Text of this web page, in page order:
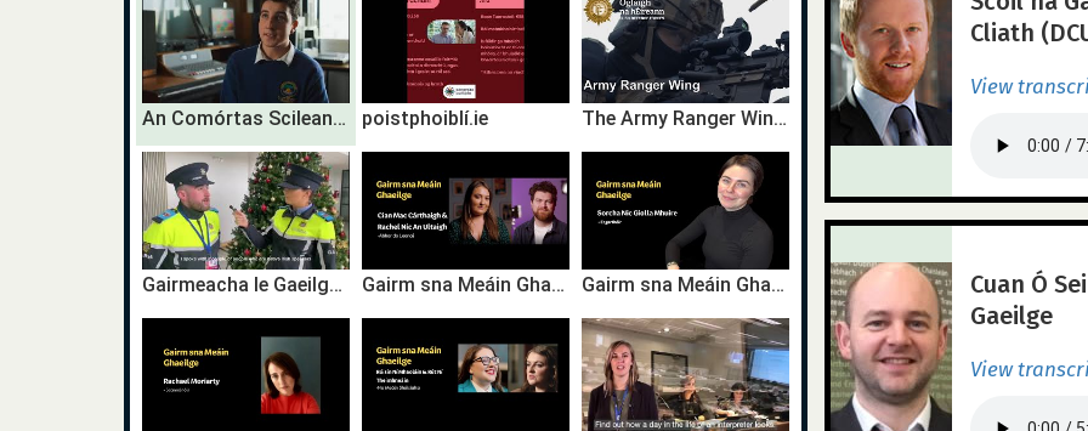
An Comórtas Scileanna Gairme poistphoiblí.ie The Army Ranger Wing - Irish Defence Forces
Gairmeacha le Gaeilge: Garda Faoi Oiliúint Gairm sna Meáin Ghaeilge | Ábhar do Leanaí - Cian Mac Carthaigh & Rachel Nic An Ultaigh | TG4 Gairm sna Meáin Ghaeilge | Eagarthóir | Sorcha Nic Giolla Mhuire | TG4
Cliath
View
Cuan Ó
Gaeilge
View